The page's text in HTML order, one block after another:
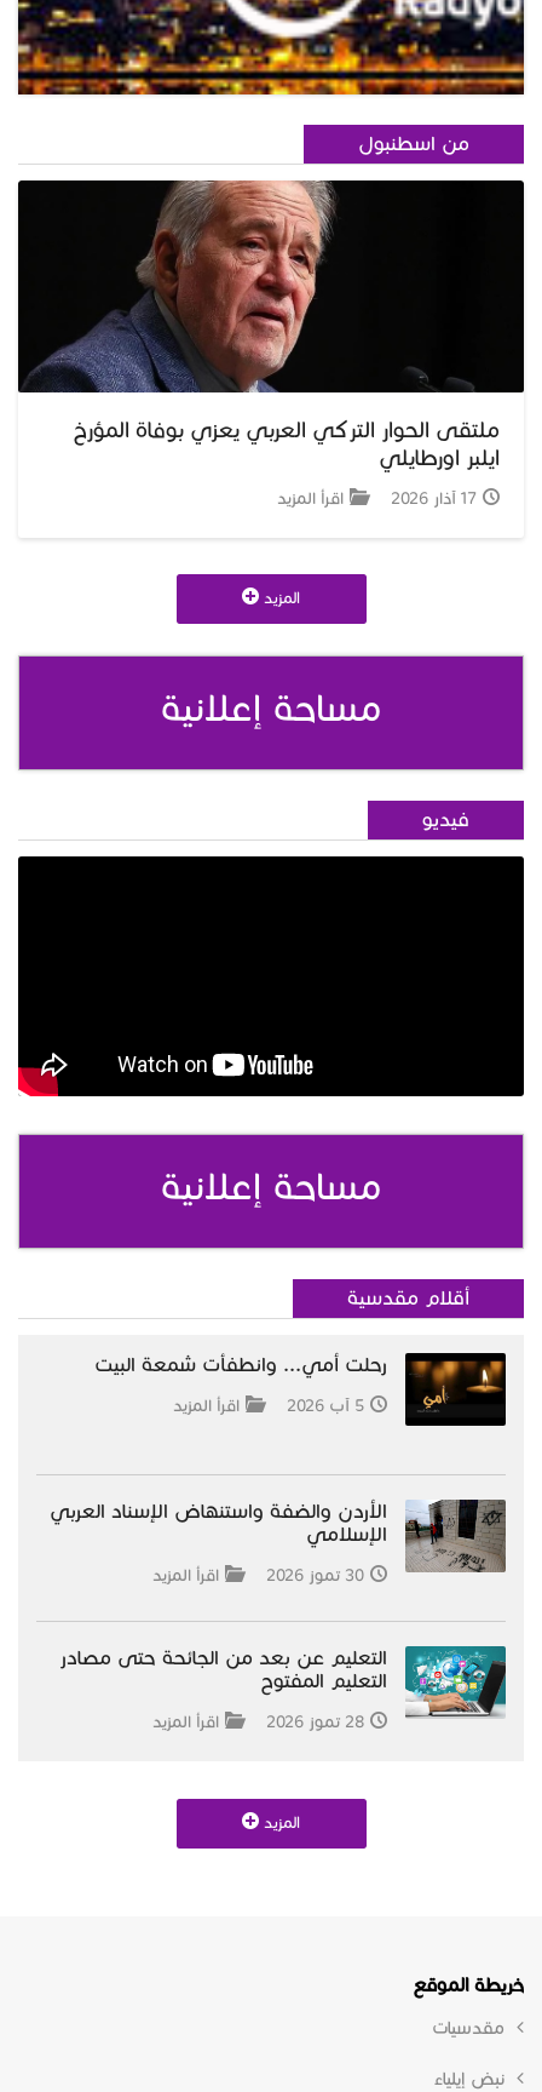
من اسطنبول
ملتقى الحوار التركي العربي يعزي بوفاة المؤرخ
ايلبر اورطايلي
17 آذار 2026 اقرأ المزيد
المزيد
مساحة إعلانية
فيديو
مساحة إعلانية
أقلام مقدسية
رحلت أمي... وانطفأت شمعة البيت
5 آب 2026 اقرأ المزيد
الأردن والضفة واستنهاض الإسناد العربي
الإسلامي
30 تموز 2026 اقرأ المزيد
التعليم عن بعد من الجائحة حتى مصادر
التعليم المفتوح
28 تموز 2026 اقرأ المزيد
المزيد
خريطة الموقع
مقدسيات
نبض إيلياء